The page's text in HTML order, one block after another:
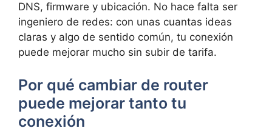
DNS, firmware y ubicación. No hace falta ser
ingeniero de redes: con unas cuantas ideas
claras y algo de sentido común, tu conexión
puede mejorar mucho sin subir de tarifa.
Por qué cambiar de router
puede mejorar tanto tu
conexión